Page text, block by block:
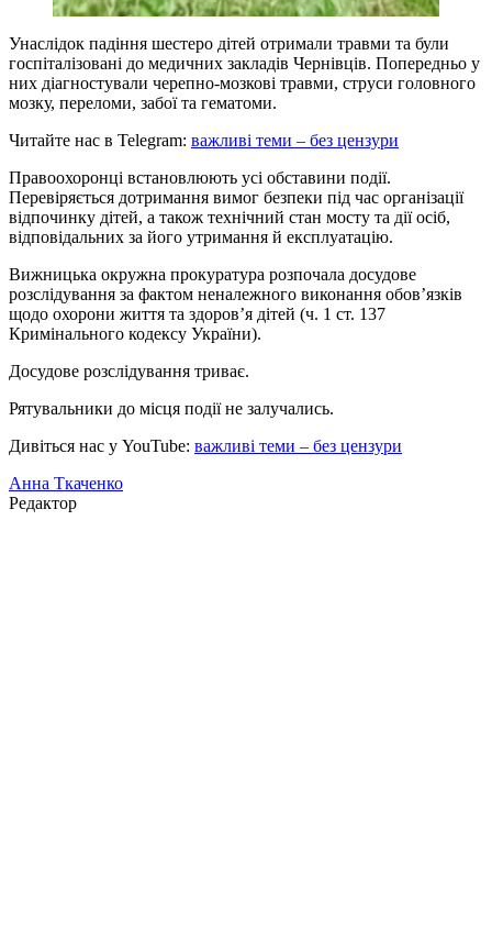
Унаслідок падіння шестеро дітей отримали травми та були
госпіталізовані до медичних закладів Чернівців. Попередньо у
них діагностували черепно-мозкові травми, струси головного
мозку, переломи, забої та гематоми.
Читайте нас в Telegram: важливі теми – без цензури
Правоохоронці встановлюють усі обставини події.
Перевіряється дотримання вимог безпеки під час організації
відпочинку дітей, а також технічний стан мосту та дії осіб,
відповідальних за його утримання й експлуатацію.
Вижницька окружна прокуратура розпочала досудове
розслідування за фактом неналежного виконання обов’язків
щодо охорони життя та здоров’я дітей (ч. 1 ст. 137
Кримінального кодексу України).
Досудове розслідування триває.
Рятувальники до місця події не залучались.
Дивіться нас у YouTube: важливі теми – без цензури
Анна Ткаченко
Редактор